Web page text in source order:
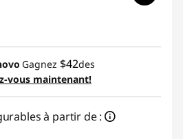
Gagnez $42des
vous maintenant!
à partir de :